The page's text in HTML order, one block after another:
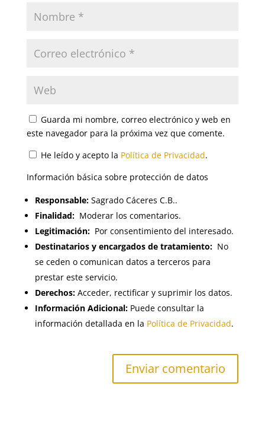
Guarda mi nombre, correo electrónico y web en
este navegador para la próxima vez que comente.
He leído y acepto la Política de Privacidad.
Información básica sobre protección de datos
Responsable:Sagrado Cáceres C.B..
Finalidad:Moderar los comentarios.
Legitimación:Por consentimiento del interesado.
Destinatarios y encargados de tratamiento:No
se ceden o comunican datos a terceros para
prestar este servicio.
Derechos:Acceder, rectificar y suprimir los datos.
Información Adicional:Puede consultar la
información detallada en la Política de Privacidad.